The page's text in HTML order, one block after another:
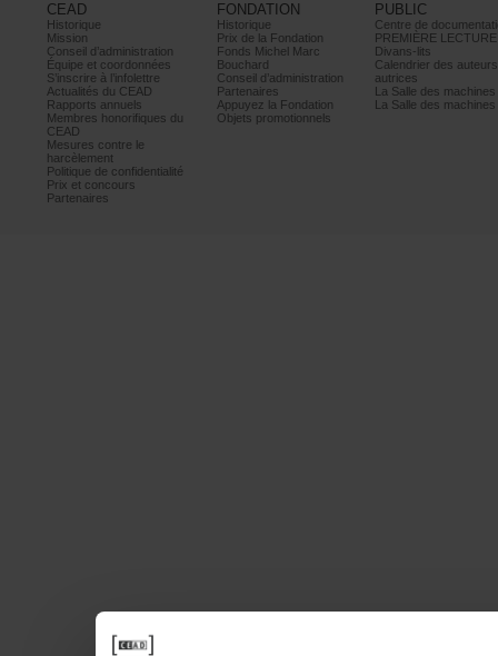
CEAD
Historique
Mission
Conseild’administration
Équipeetcoordonnées
S’inscrireàl’infolettre
ActualitésduCEAD
Rapportsannuels
Membreshonorifiquesdu
CEAD
Mesurescontrele
harcèlement
Politiquedeconfidentialité
Prixetconcours
Partenaires
FONDATION
Historique
PrixdelaFondation
FondsMichelMarc
Bouchard
Conseild’administration
Partenaires
AppuyezlaFondation
Objetspromotionnels
PUBLIC
PREMIÈRELECTURE
Divans-lits
autrices